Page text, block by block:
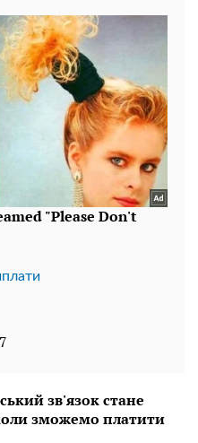
зв'язок стане
зможемо платити